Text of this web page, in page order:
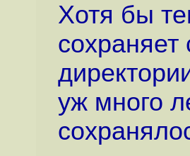
Хотя бы
сохраняет
уж много